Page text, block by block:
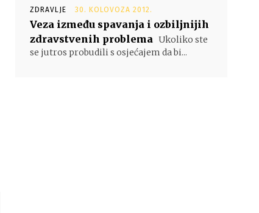
ZDRAVLJE 30. KOLOVOZA 2012.
Veza između spavanja i ozbiljnijih
zdravstvenih problema Ukoliko ste
se jutros probudili s osjećajem da bi...